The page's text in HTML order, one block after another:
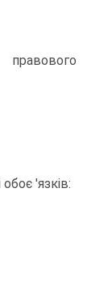
обоє 'язків: